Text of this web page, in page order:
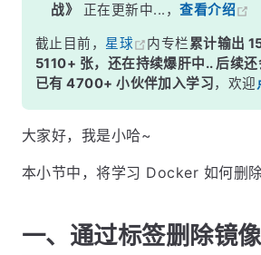
战》
正在更新中...，查看介绍
截止目前， 星球 内专栏累计输出
5110+ 张，还在持续爆肝中.. 后续还
已有 4700+ 小伙伴加入学习，欢迎
大家好，我是小哈~
本小节中，将学习 Docker 如何删除
一、通过标签删除镜像